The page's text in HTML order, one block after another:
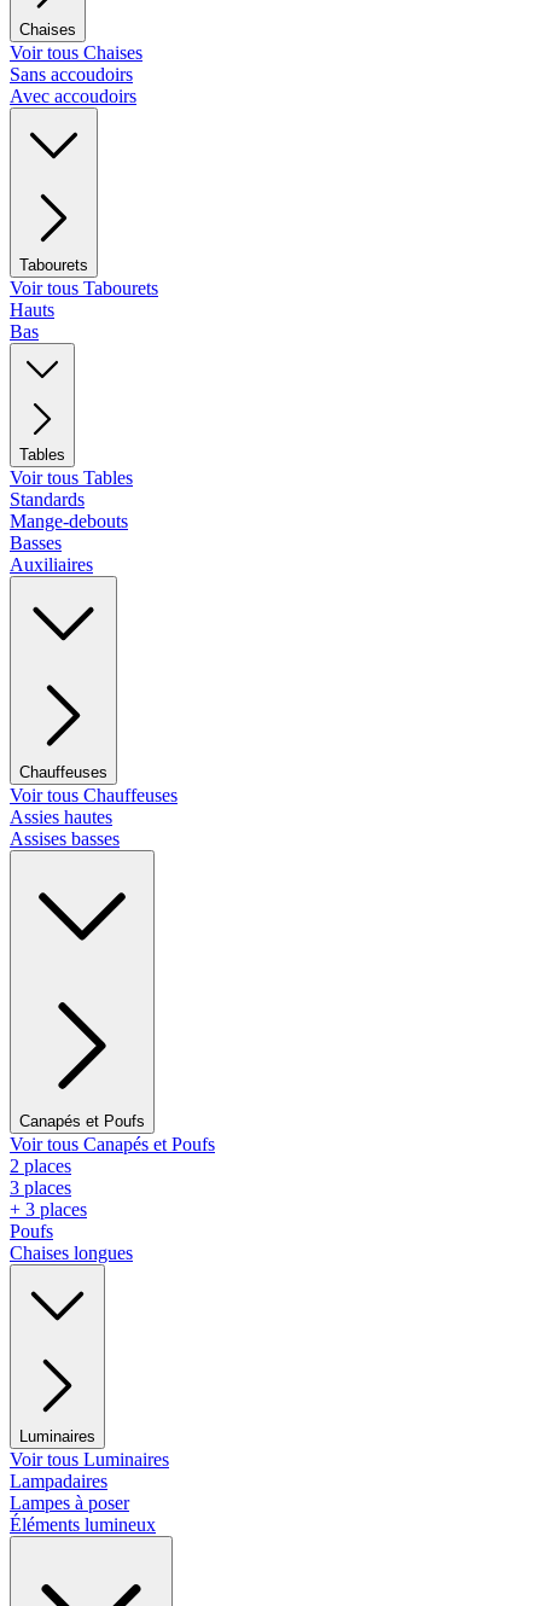
Chaises
Voir tous Chaises
Sans accoudoirs
Avec accoudoirs
Tabourets
Voir tous Tabourets
Hauts
Bas
Tables
Voir tous Tables
Standards
Mange-debouts
Basses
Auxiliaires
Chauffeuses
Voir tous Chauffeuses
Assies hautes
Assises basses
Canapés et Poufs
Voir tous Canapés et Poufs
2 places
3 places
+ 3 places
Poufs
Chaises longues
Luminaires
Voir tous Luminaires
Lampadaires
Lampes à poser
Éléments lumineux